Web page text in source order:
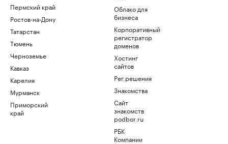
Пермский край
Ростов-на-Дону
Татарстан
Тюмень
Черноземье
Кавказ
Карелия
Мурманск
Приморский
край
Облако для
бизнеса
Корпоративный
регистратор
доменов
Хостинг
сайтов
Рег.решения
Знакомства
Сайт
знакомств
podbor.ru
РБК
Компании